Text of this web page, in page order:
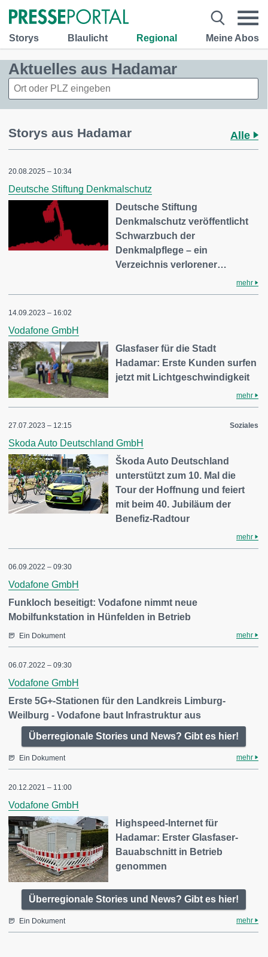
Storys Blaulicht Regional Meine Abos
Aktuelles aus Hadamar
Storys aus Hadamar Alle
20.08.2025 – 10:34
Deutsche Stiftung Denkmalschutz
Deutsche Stiftung
Denkmalschutz veröffentlicht
Schwarzbuch der
Denkmalpflege – ein
Verzeichnis verlorener…
mehr
14.09.2023 – 16:02
Vodafone GmbH
Glasfaser für die Stadt
Hadamar: Erste Kunden surfen
jetzt mit Lichtgeschwindigkeit
mehr
27.07.2023 – 12:15 Soziales
Skoda Auto Deutschland GmbH
Škoda Auto Deutschland
unterstützt zum 10. Mal die
Tour der Hoffnung und feiert
mit beim 40. Jubiläum der
Benefiz-Radtour
mehr
06.09.2022 – 09:30
Vodafone GmbH
Funkloch beseitigt: Vodafone nimmt neue
Mobilfunkstation in Hünfelden in Betrieb
Ein Dokument mehr
06.07.2022 – 09:30
Vodafone GmbH
Erste 5G+-Stationen für den Landkreis Limburg-
Weilburg - Vodafone baut Infrastruktur aus
Überregionale Stories und News? Gibt es hier!
Ein Dokument mehr
20.12.2021 – 11:00
Vodafone GmbH
Highspeed-Internet für
Hadamar: Erster Glasfaser-
Bauabschnitt in Betrieb
genommen
Überregionale Stories und News? Gibt es hier!
Ein Dokument mehr